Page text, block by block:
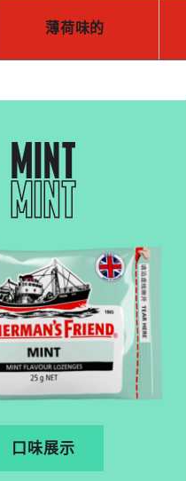
薄荷味的
MINT
MINT
口味展示